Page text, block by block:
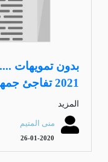
2021 تفاجئ جمهورها من جديد
المزيد
منى المتيم
26-01-2020